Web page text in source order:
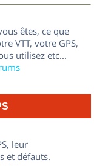
êtes, ce que
VTT, votre GPS,
utilisez etc...
leur
et défauts.